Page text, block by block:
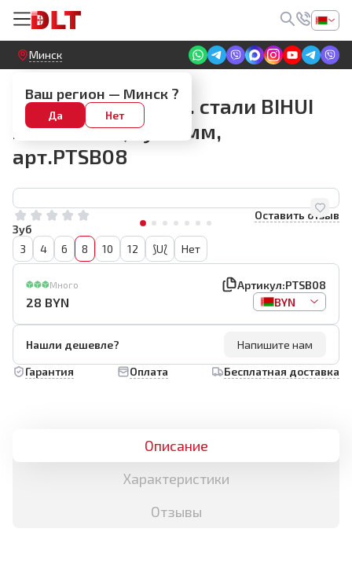
Круглосуточный! Прием заявок на сайте
Минск
Ваш регион — Минск ?
Да Нет
Зубчатые шпатели (гребенки)
Гребенка из нерж. стали BIHUI
280*120мм, зуб 8мм,
арт.PTSB08
Оставить отзыв
Зуб
3
4 6 8 10 12 ⟆U⟅ Нет
Много Артикул:PTSB08
28 BYN BYN
Нашли дешевле?
Напишите нам
Гарантия
Оплата Бесплатная доставка
Описание
Характеристики
Отзывы